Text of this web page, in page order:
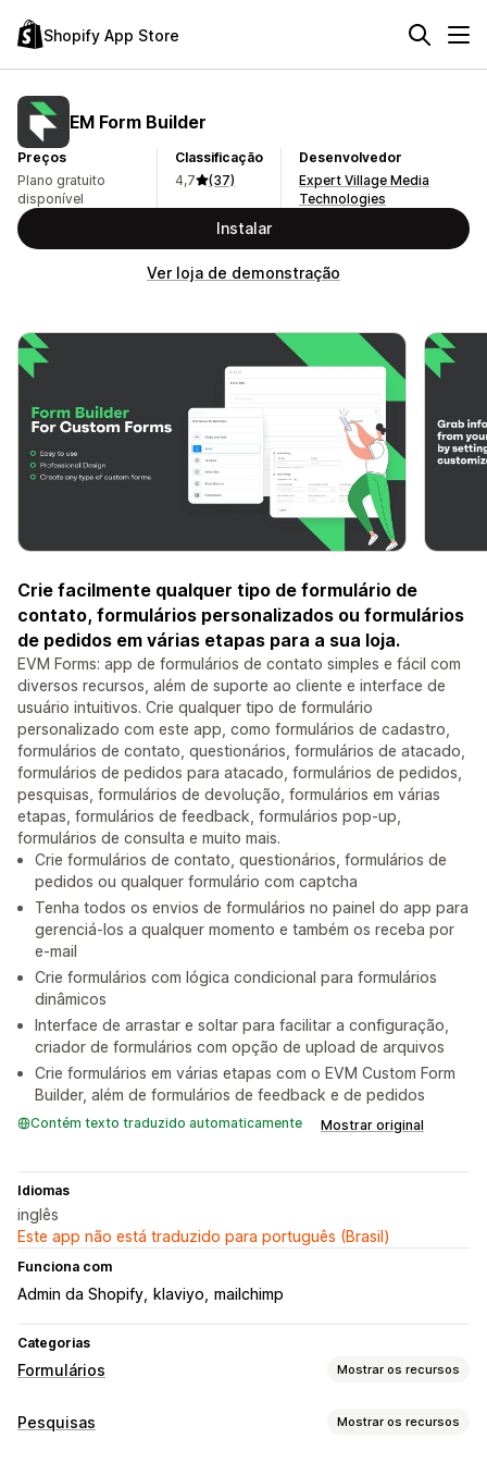
Shopify App Store
EM Form Builder
Preços
Plano gratuito
disponível
Classificação
4,7
(37)
Desenvolvedor
Expert Village Media
Technologies
Instalar
Ver loja de demonstração
Crie facilmente qualquer tipo de formulário de
contato, formulários personalizados ou formulários
de pedidos em várias etapas para a sua loja.
EVM Forms: app de formulários de contato simples e fácil com
diversos recursos, além de suporte ao cliente e interface de
usuário intuitivos. Crie qualquer tipo de formulário
personalizado com este app, como formulários de cadastro,
formulários de contato, questionários, formulários de atacado,
formulários de pedidos para atacado, formulários de pedidos,
pesquisas, formulários de devolução, formulários em várias
etapas, formulários de feedback, formulários pop-up,
formulários de consulta e muito mais.
Crie formulários de contato, questionários, formulários de
pedidos ou qualquer formulário com captcha
Tenha todos os envios de formulários no painel do app para
gerenciá-los a qualquer momento e também os receba por
e-mail
Crie formulários com lógica condicional para formulários
dinâmicos
Interface de arrastar e soltar para facilitar a configuração,
criador de formulários com opção de upload de arquivos
Crie formulários em várias etapas com o EVM Custom Form
Builder, além de formulários de feedback e de pedidos
Contém texto traduzido automaticamente Mostrar original
Idiomas
inglês
Este app não está traduzido para português (Brasil)
Funciona com
Admin da Shopify klaviyo mailchimp
Categorias
Formulários Mostrar os recursos
Tipos de formulários
Pesquisas Mostrar os recursos